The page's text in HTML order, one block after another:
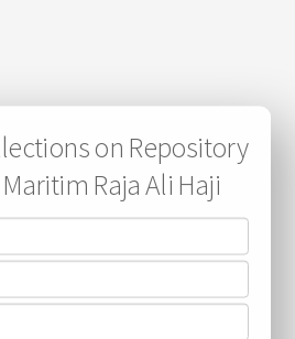
on Repository
Raja Ali Haji